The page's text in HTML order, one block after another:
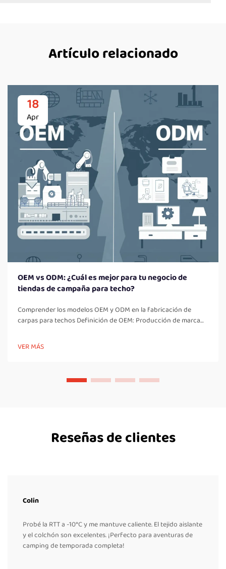
Artículo relacionado
18
Apr
OEM vs ODM: ¿Cuál es mejor para tu negocio de
tiendas de campaña para techo?
Comprender los modelos OEM y ODM en la fabricación de
carpas para techos Definición de OEM: Producción de marca
Manufacturer", lo que hace referencia a una empresa que
fabrica productos a partir de componentes que...
VER MÁS
Reseñas de clientes
Colin
Probé la RTT a -10°C y me mantuve caliente. El tejido aislante
y el colchón son excelentes. ¡Perfecto para aventuras de
camping de temporada completa!